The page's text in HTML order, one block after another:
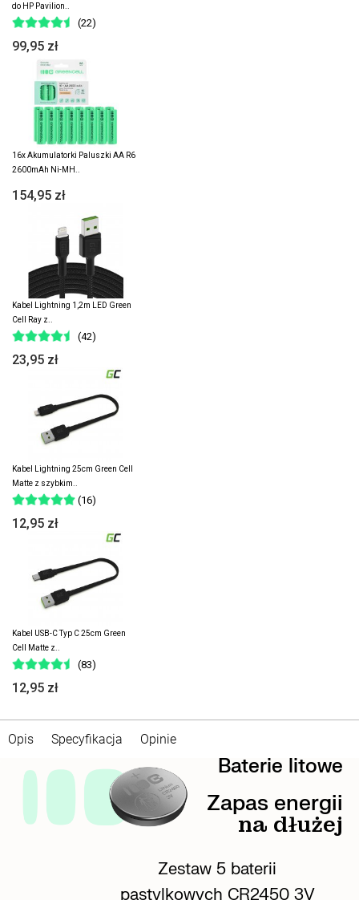
do HP Pavilion..
(22)
99,95 zł
16x Akumulatorki Paluszki AA R6
2600mAh Ni-MH..
154,95 zł
Kabel Lightning 1,2m LED Green
Cell Ray z..
(42)
23,95 zł
Kabel Lightning 25cm Green Cell
Matte z szybkim..
(16)
12,95 zł
Kabel USB-C Typ C 25cm Green
Cell Matte z..
(83)
12,95 zł
Opis Specyfikacja Opinie
Baterie litowe
Zapas energii
na dłużej
Zestaw 5 baterii
pastylkowych CR2450 3V